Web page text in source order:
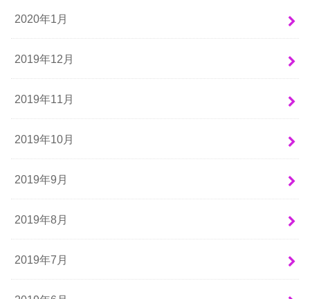
2020年1月
2019年12月
2019年11月
2019年10月
2019年9月
2019年8月
2019年7月